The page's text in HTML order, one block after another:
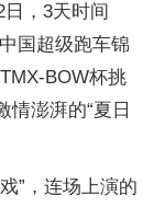
，3天时间
国超级跑车锦
BOW杯挑
情澎湃的“夏日
”，连场上演的